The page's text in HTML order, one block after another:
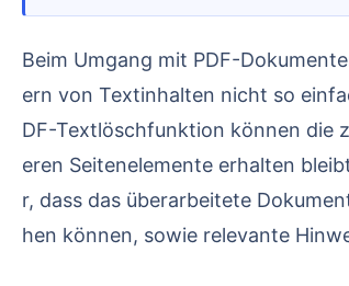
Beim Umgang mit PDF-Dokumenten müssen wir häufig bestimmte Textinhalte löschen. Aufgrund der Eigenschaften des PDF-Formats ist das direkte Änd
ern von Textinhalten nicht so
DF-Textlöschfunktion können die
eren Seitenelemente erhalten
r, dass das überarbeitete
hen können, sowie relevante